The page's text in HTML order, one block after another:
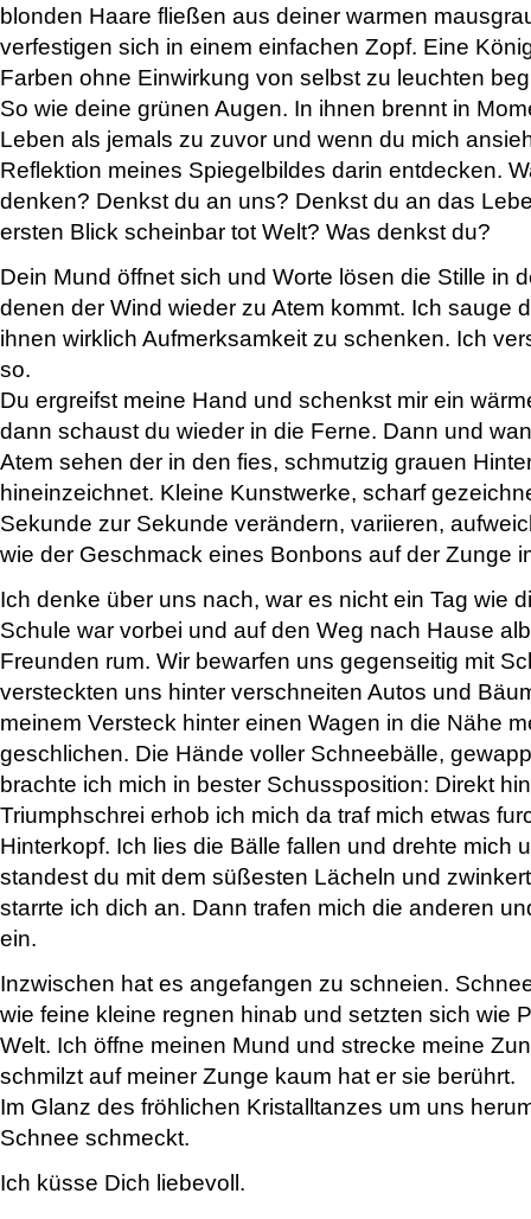
blonden Haare fließen aus deiner warmen
verfestigen sich in einem einfachen Zopf. Eine
Farben ohne Einwirkung von selbst zu leuchten
So wie deine grünen Augen. In ihnen brennt in
Leben als jemals zu zuvor und wenn du mich
Reflektion meines Spiegelbildes darin entdecken.
denken? Denkst du an uns? Denkst du an das
ersten Blick scheinbar tot Welt? Was denkst du?
Dein Mund öffnet sich und Worte lösen die Stille in
denen der Wind wieder zu Atem kommt. Ich sauge
ihnen wirklich Aufmerksamkeit zu schenken. Ich
so.
Du ergreifst meine Hand und schenkst mir ein
dann schaust du wieder in die Ferne. Dann und
Atem sehen der in den fies, schmutzig grauen
hineinzeichnet. Kleine Kunstwerke, scharf
Sekunde zur Sekunde verändern, variieren,
wie der Geschmack eines Bonbons auf der Zunge
Ich denke über uns nach, war es nicht ein Tag wie
Schule war vorbei und auf den Weg nach Hause
Freunden rum. Wir bewarfen uns gegenseitig mit
versteckten uns hinter verschneiten Autos und
meinem Versteck hinter einen Wagen in die Nähe
geschlichen. Die Hände voller Schneebälle,
brachte ich mich in bester Schussposition: Direkt
Triumphschrei erhob ich mich da traf mich etwas
Hinterkopf. Ich lies die Bälle fallen und drehte mich
standest du mit dem süßesten Lächeln und
starrte ich dich an. Dann trafen mich die anderen
ein.
Inzwischen hat es angefangen zu schneien.
wie feine kleine regnen hinab und setzten sich wie
Welt. Ich öffne meinen Mund und strecke meine
schmilzt auf meiner Zunge kaum hat er sie berührt.
Im Glanz des fröhlichen Kristalltanzes um uns
Schnee schmeckt.
Ich küsse Dich liebevoll.